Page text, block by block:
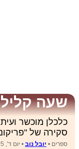
שעה
כלכלן מוכשר
סקירה של
ספרים • יובל נוב • יום ד', 21/12/2005, 8:39